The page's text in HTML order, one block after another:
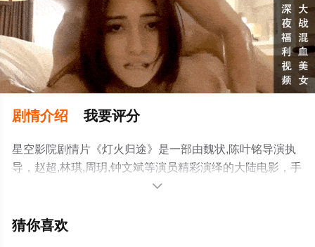
剧情介绍 我要评分
星空影院剧情片《灯火归途》是一部由魏状,陈叶铭导演执
导，赵超,林琪,周玥,钟文斌等演员精彩演绎的大陆电影，手
机免费在线观看高清未删减完整版电影大全就上星空电影
平台了解。

猜你喜欢